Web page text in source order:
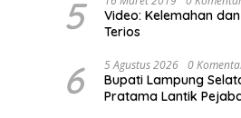
5
Video: Kelemahan
Terios
6 5 Agustus 2026 0
Bupati Lampung
Pratama Lantik